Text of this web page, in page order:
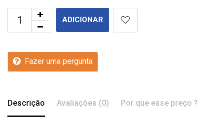
ADICIONAR
Fazer uma pergunta
Descrição Avaliações (0) Por que esse preço ?